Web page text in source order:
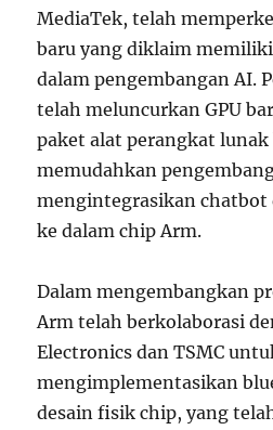
MediaTek, telah
baru yang diklaim
dalam pengembangan AI.
telah meluncurkan GPU
paket alat perangkat lunak
memudahkan
mengintegrasikan chatbot
ke dalam chip Arm.
Dalam mengembangkan
Arm telah berkolaborasi
Electronics dan TSMC
mengimplementasikan
desain fisik chip, yang